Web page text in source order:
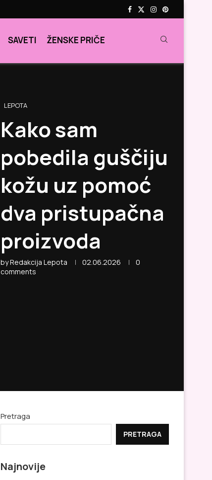
SAVETI ŽENSKE PRIČE
LEPOTA
Kako sam
pobedila guščiju
kožu uz pomoć
dva pristupačna
proizvoda
byRedakcija Lepota 02.06.2026
0
comments
Pretraga
PRETRAGA
Najnovije